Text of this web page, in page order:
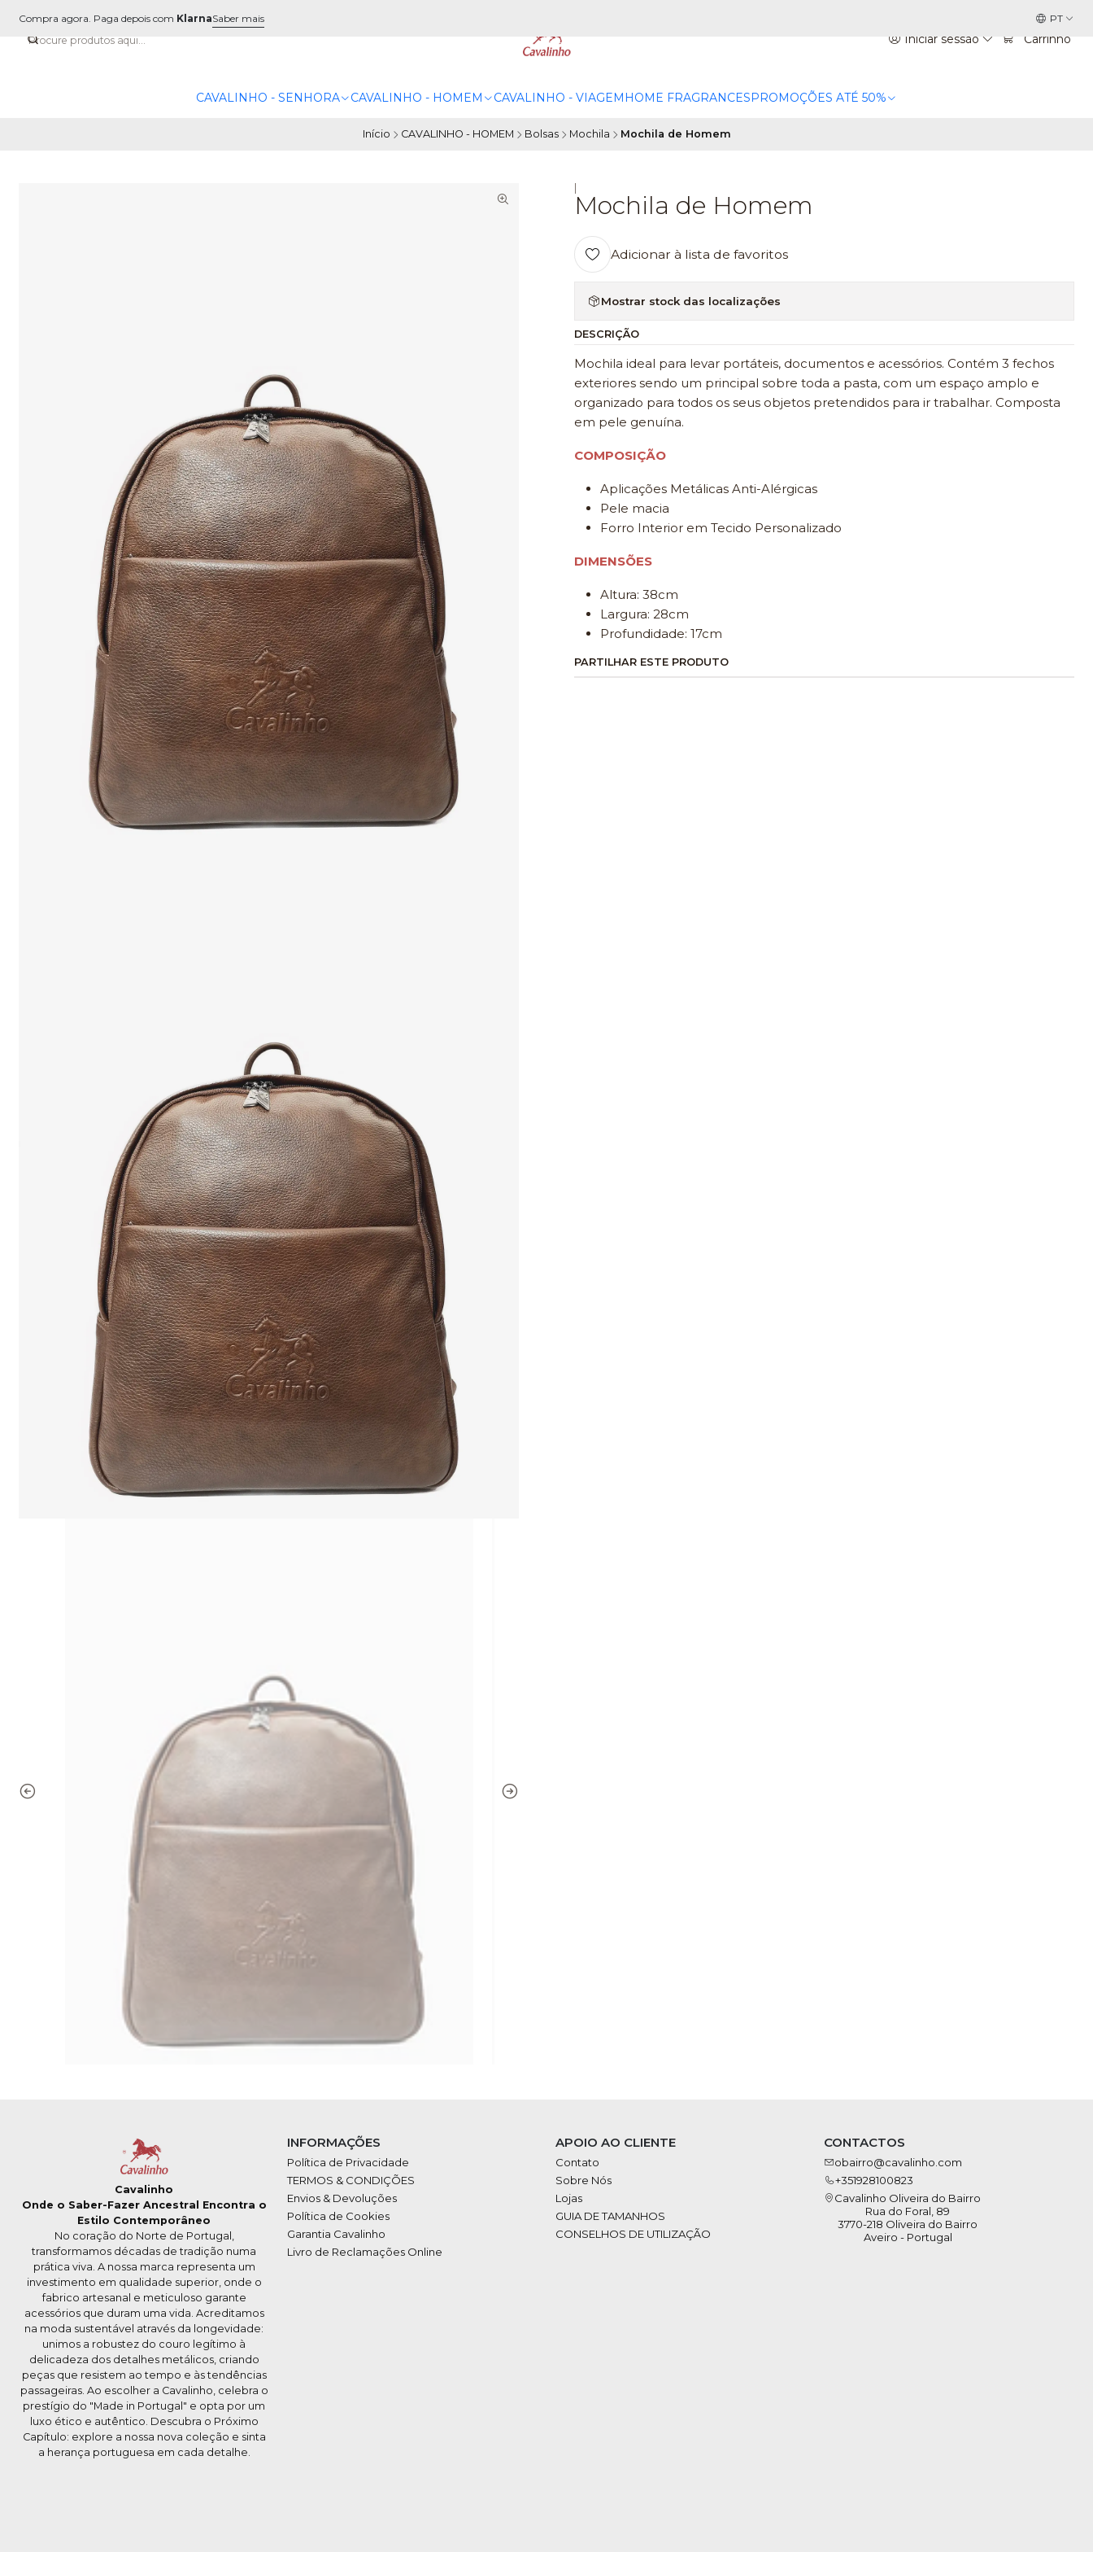
Iniciar sessão Carrinho
CAVALINHO - SENHORA CAVALINHO - HOMEM CAVALINHO - VIAGEM HOME FRAGRANCESPROMOÇÕES ATÉ 50%
Compra agora. Paga depois com KlarnaSaber mais PT
Início CAVALINHO - HOMEM Bolsas Mochila Mochila de Homem
Mochila de Homem
Adicionar à lista de favoritos
Mostrar stock das localizações
DESCRIÇÃO
Mochila ideal para levar portáteis, documentos e acessórios. Contém 3 fechos
exteriores sendo um principal sobre toda a pasta, com um espaço amplo e
organizado para todos os seus objetos pretendidos para ir trabalhar. Composta
em pele genuína.
COMPOSIÇÃO
Aplicações Metálicas Anti-Alérgicas
Pele macia
Forro Interior em Tecido Personalizado
DIMENSÕES
Altura: 38cm
Largura: 28cm
Profundidade: 17cm
PARTILHAR ESTE PRODUTO
Cavalinho
Onde o Saber-Fazer Ancestral Encontra o
Estilo Contemporâneo
No coração do Norte de Portugal,
transformamos décadas de tradição numa
prática viva. A nossa marca representa um
investimento em qualidade superior, onde o
fabrico artesanal e meticuloso garante
acessórios que duram uma vida. Acreditamos
na moda sustentável através da longevidade:
unimos a robustez do couro legítimo à
delicadeza dos detalhes metálicos, criando
peças que resistem ao tempo e às tendências
passageiras. Ao escolher a Cavalinho, celebra o
prestígio do "Made in Portugal" e opta por um
luxo ético e autêntico. Descubra o Próximo
Capítulo: explore a nossa nova coleção e sinta
a herança portuguesa em cada detalhe.
INFORMAÇÕES
Política de Privacidade
TERMOS & CONDIÇÕES
Envios & Devoluções
Política de Cookies
Garantia Cavalinho
Livro de Reclamações Online
APOIO AO CLIENTE
Contato
Sobre Nós
Lojas
GUIA DE TAMANHOS
CONSELHOS DE UTILIZAÇÃO
CONTACTOS
obairro@cavalinho.com
+351928100823
Cavalinho Oliveira do Bairro
Rua do Foral, 89
3770-218 Oliveira do Bairro
Aveiro - Portugal